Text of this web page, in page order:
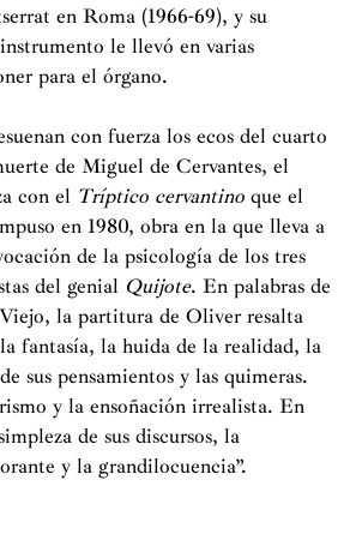
en Roma (1966-69), y su
le llevó en varias
para el órgano.
con fuerza los ecos del cuarto
de Miguel de Cervantes, el
con el Tríptico cervantino que el
en 1980, obra en la que lleva a
de la psicología de los tres
del genial Quijote. En palabras de
la partitura de Oliver resalta
fantasía, la huida de la realidad, la
sus pensamientos y las quimeras.
y la ensoñación irrealista. En
de sus discursos, la
y la grandilocuencia”.